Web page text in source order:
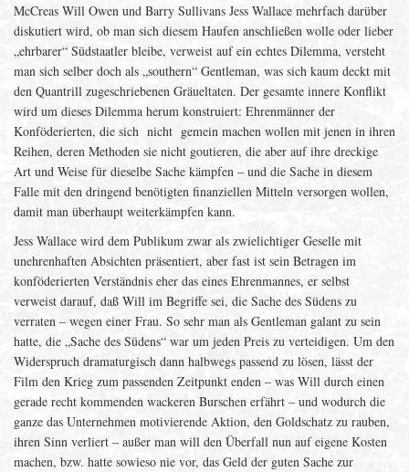
McCreas Will Owen und Barry Sullivans Jess Wallace mehrfach darüber
diskutiert wird, ob man sich diesem Haufen anschließen wolle oder lieber
„ehrbarer“ Südstaatler bleibe, verweist auf ein echtes Dilemma, versteht
man sich selber doch als „southern“ Gentleman, was sich kaum deckt mit
den Quantrill zugeschriebenen Gräueltaten. Der gesamte innere Konflikt
wird um dieses Dilemma herum konstruiert: Ehrenmänner der
Konföderierten, die sich nicht gemein machen wollen mit jenen in ihren
Reihen, deren Methoden sie nicht goutieren, die aber auf ihre dreckige
Art und Weise für dieselbe Sache kämpfen – und die Sache in diesem
Falle mit den dringend benötigten finanziellen Mitteln versorgen wollen,
damit man überhaupt weiterkämpfen kann.
Jess Wallace wird dem Publikum zwar als zwielichtiger Geselle mit
unehrenhaften Absichten präsentiert, aber fast ist sein Betragen im
konföderierten Verständnis eher das eines Ehrenmannes, er selbst
verweist darauf, daß Will im Begriffe sei, die Sache des Südens zu
verraten – wegen einer Frau. So sehr man als Gentleman galant zu sein
hatte, die „Sache des Südens“ war um jeden Preis zu verteidigen. Um den
Widerspruch dramaturgisch dann halbwegs passend zu lösen, lässt der
Film den Krieg zum passenden Zeitpunkt enden – was Will durch einen
gerade recht kommenden wackeren Burschen erfährt – und wodurch die
ganze das Unternehmen motivierende Aktion, den Goldschatz zu rauben,
ihren Sinn verliert – außer man will den Überfall nun auf eigene Kosten
machen, bzw. hatte sowieso nie vor, das Geld der guten Sache zur